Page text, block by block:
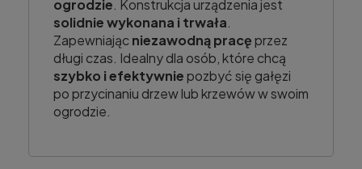
ogrodzie. Konstrukcja urządzenia jest
solidnie wykonana i trwała.
Zapewniając niezawodną pracęprzez
długi czas. Idealny dla osób, które chcą
szybko i efektywniepozbyć się gałęzi
po przycinaniu drzew lub krzewów w swoim
ogrodzie.